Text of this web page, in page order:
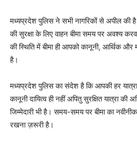
मध्यप्रदेश पुलिस ने सभी नागरिकों से अपील की
की सुरक्षा के लिए वाहन बीमा समय पर अवश्य
की स्थिति में बीमा ही आपको कानूनी, आर्थिक और
है।
मध्यप्रदेश पुलिस का संदेश है कि आपकी हर यात्रा
कानूनी दायित्व ही नहीं अपितु सुरक्षित यात्रा की
जिम्मेदारी भी है। समय-समय पर बीमा का
रखना ज़रूरी है।